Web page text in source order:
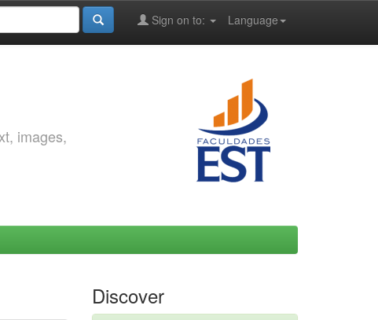
Language
Sign on to:
images,
Discover